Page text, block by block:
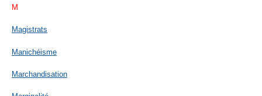
M
Magistrats
Manichéisme
Marchandisation